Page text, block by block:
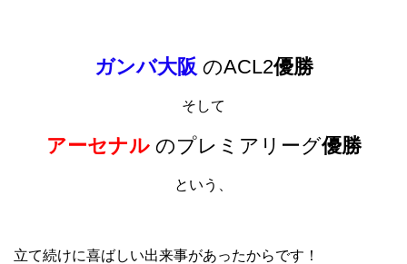
ガンバ大阪 のACL2優勝
そして
アーセナル のプレミアリーグ優勝
という、
立て続けに喜ばしい出来事があったからです！